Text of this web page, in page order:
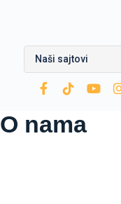
Naši sajtovi
OPTIMA Grupa
Rafinerija ulja Modriča
O nama